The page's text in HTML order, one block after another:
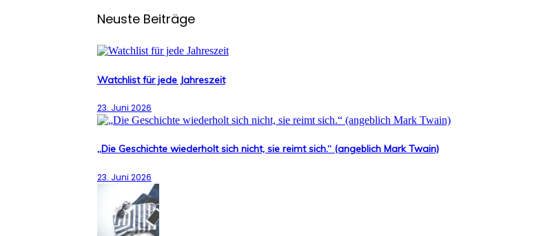
Neuste Beiträge
Watchlist für jede Jahreszeit
23. Juni 2026
„Die Geschichte wiederholt sich nicht, sie reimt sich.“ (angeblich Mark Twain)
23. Juni 2026